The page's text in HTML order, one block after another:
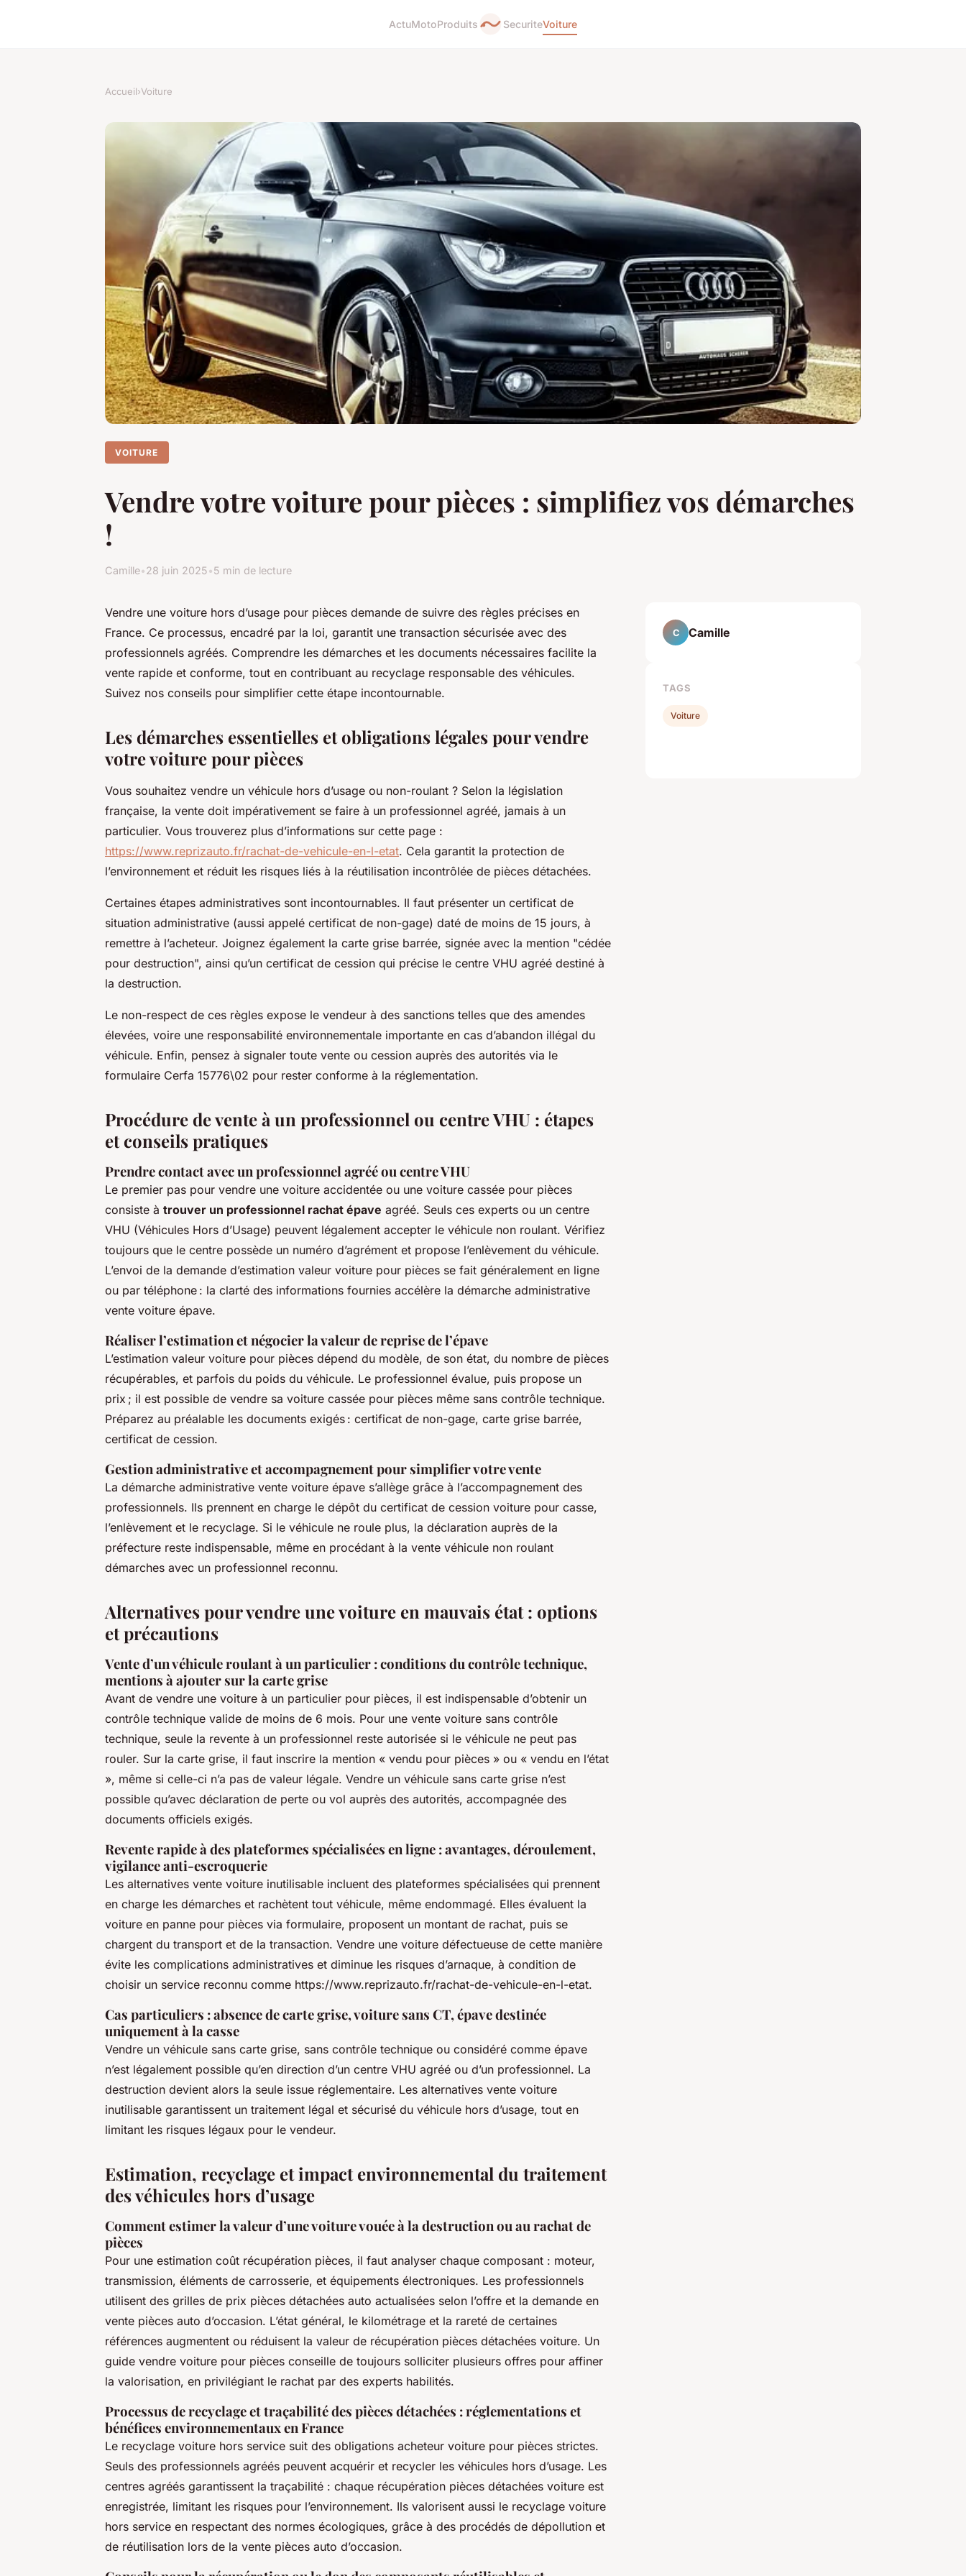
ActuMotoProduits SecuriteVoiture
Accueil›Voiture
VOITURE
Vendre votre voiture pour pièces : simplifiez vos démarches
!
Camille•28 juin 2025•5 min de lecture
Vendre une voiture hors d’usage pour pièces demande de suivre des règles précises en
France. Ce processus, encadré par la loi, garantit une transaction sécurisée avec des
professionnels agréés. Comprendre les démarches et les documents nécessaires facilite la
vente rapide et conforme, tout en contribuant au recyclage responsable des véhicules.
Suivez nos conseils pour simplifier cette étape incontournable.
Les démarches essentielles et obligations légales pour vendre
votre voiture pour pièces
Vous souhaitez vendre un véhicule hors d’usage ou non-roulant ? Selon la législation
française, la vente doit impérativement se faire à un professionnel agréé, jamais à un
particulier. Vous trouverez plus d’informations sur cette page :
https://www.reprizauto.fr/rachat-de-vehicule-en-l-etat. Cela garantit la protection de
l’environnement et réduit les risques liés à la réutilisation incontrôlée de pièces détachées.
Certaines étapes administratives sont incontournables. Il faut présenter un certificat de
situation administrative (aussi appelé certificat de non-gage) daté de moins de 15 jours, à
remettre à l’acheteur. Joignez également la carte grise barrée, signée avec la mention "cédée
pour destruction", ainsi qu’un certificat de cession qui précise le centre VHU agréé destiné à
la destruction.
Le non-respect de ces règles expose le vendeur à des sanctions telles que des amendes
élevées, voire une responsabilité environnementale importante en cas d’abandon illégal du
véhicule. Enfin, pensez à signaler toute vente ou cession auprès des autorités via le
formulaire Cerfa 15776\02 pour rester conforme à la réglementation.
Procédure de vente à un professionnel ou centre VHU : étapes
et conseils pratiques
Prendre contact avec un professionnel agréé ou centre VHU
Le premier pas pour vendre une voiture accidentée ou une voiture cassée pour pièces
consiste à trouver un professionnel rachat épave agréé. Seuls ces experts ou un centre
VHU (Véhicules Hors d’Usage) peuvent légalement accepter le véhicule non roulant. Vérifiez
toujours que le centre possède un numéro d’agrément et propose l’enlèvement du véhicule.
L’envoi de la demande d’estimation valeur voiture pour pièces se fait généralement en ligne
ou par téléphone : la clarté des informations fournies accélère la démarche administrative
vente voiture épave.
Réaliser l’estimation et négocier la valeur de reprise de l’épave
L’estimation valeur voiture pour pièces dépend du modèle, de son état, du nombre de pièces
récupérables, et parfois du poids du véhicule. Le professionnel évalue, puis propose un
prix ; il est possible de vendre sa voiture cassée pour pièces même sans contrôle technique.
Préparez au préalable les documents exigés : certificat de non-gage, carte grise barrée,
certificat de cession.
Gestion administrative et accompagnement pour simplifier votre vente
La démarche administrative vente voiture épave s’allège grâce à l’accompagnement des
professionnels. Ils prennent en charge le dépôt du certificat de cession voiture pour casse,
l’enlèvement et le recyclage. Si le véhicule ne roule plus, la déclaration auprès de la
préfecture reste indispensable, même en procédant à la vente véhicule non roulant
démarches avec un professionnel reconnu.
Alternatives pour vendre une voiture en mauvais état : options
et précautions
Vente d’un véhicule roulant à un particulier : conditions du contrôle technique,
mentions à ajouter sur la carte grise
Avant de vendre une voiture à un particulier pour pièces, il est indispensable d’obtenir un
contrôle technique valide de moins de 6 mois. Pour une vente voiture sans contrôle
technique, seule la revente à un professionnel reste autorisée si le véhicule ne peut pas
rouler. Sur la carte grise, il faut inscrire la mention « vendu pour pièces » ou « vendu en l’état
», même si celle-ci n’a pas de valeur légale. Vendre un véhicule sans carte grise n’est
possible qu’avec déclaration de perte ou vol auprès des autorités, accompagnée des
documents officiels exigés.
Revente rapide à des plateformes spécialisées en ligne : avantages, déroulement,
vigilance anti-escroquerie
Les alternatives vente voiture inutilisable incluent des plateformes spécialisées qui prennent
en charge les démarches et rachètent tout véhicule, même endommagé. Elles évaluent la
voiture en panne pour pièces via formulaire, proposent un montant de rachat, puis se
chargent du transport et de la transaction. Vendre une voiture défectueuse de cette manière
évite les complications administratives et diminue les risques d’arnaque, à condition de
choisir un service reconnu comme https://www.reprizauto.fr/rachat-de-vehicule-en-l-etat.
Cas particuliers : absence de carte grise, voiture sans CT, épave destinée
uniquement à la casse
Vendre un véhicule sans carte grise, sans contrôle technique ou considéré comme épave
n’est légalement possible qu’en direction d’un centre VHU agréé ou d’un professionnel. La
destruction devient alors la seule issue réglementaire. Les alternatives vente voiture
inutilisable garantissent un traitement légal et sécurisé du véhicule hors d’usage, tout en
limitant les risques légaux pour le vendeur.
Estimation, recyclage et impact environnemental du traitement
des véhicules hors d’usage
Comment estimer la valeur d’une voiture vouée à la destruction ou au rachat de
pièces
Pour une estimation coût récupération pièces, il faut analyser chaque composant : moteur,
transmission, éléments de carrosserie, et équipements électroniques. Les professionnels
utilisent des grilles de prix pièces détachées auto actualisées selon l’offre et la demande en
vente pièces auto d’occasion. L’état général, le kilométrage et la rareté de certaines
références augmentent ou réduisent la valeur de récupération pièces détachées voiture. Un
guide vendre voiture pour pièces conseille de toujours solliciter plusieurs offres pour affiner
la valorisation, en privilégiant le rachat par des experts habilités.
Processus de recyclage et traçabilité des pièces détachées : réglementations et
bénéfices environnementaux en France
Le recyclage voiture hors service suit des obligations acheteur voiture pour pièces strictes.
Seuls des professionnels agréés peuvent acquérir et recycler les véhicules hors d’usage. Les
centres agréés garantissent la traçabilité : chaque récupération pièces détachées voiture est
enregistrée, limitant les risques pour l’environnement. Ils valorisent aussi le recyclage voiture
hors service en respectant des normes écologiques, grâce à des procédés de dépollution et
de réutilisation lors de la vente pièces auto d’occasion.
C Camille
TAGS
Voiture